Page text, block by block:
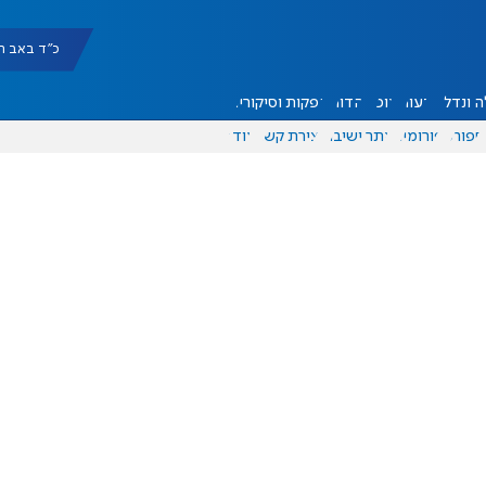
כ"ד באב תשפ"ו
ונדל"ן דעות אוכל יהדות הפקות וסיקורים
ספורט פורומים אתר ישיבה יצירת קשר עוד